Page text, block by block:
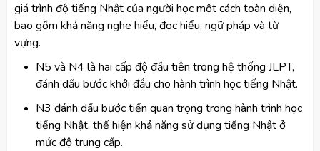
giá trình độ tiếng Nhật của người học một cách toàn diện,
bao gồm khả năng nghe hiểu, đọc hiểu, ngữ pháp và từ
vựng.
N5 và N4 là hai cấp độ đầu tiên trong hệ thống JLPT,
đánh dấu bước khởi đầu cho hành trình học tiếng Nhật.
N3 đánh dấu bước tiến quan trọng trong hành trình học
tiếng Nhật, thể hiện khả năng sử dụng tiếng Nhật ở
mức độ trung cấp.